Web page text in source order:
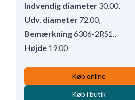
Indvendig diameter 30.00,
Udv. diameter 72.00,
Bemærkning6306-2RS1.,
Højde 19.00
Køb online
Køb i butik